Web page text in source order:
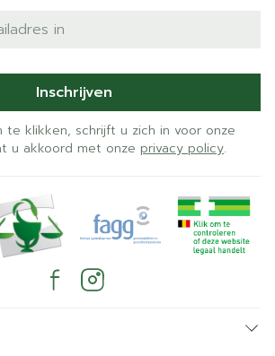
Inschrijven
te klikken, schrijft u zich in voor onze
u akkoord met onze privacy policy.